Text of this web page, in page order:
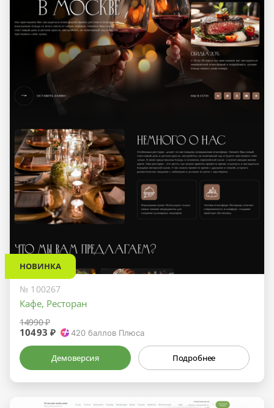
НОВИНКА
№ 100267
Кафе, Ресторан
14990 ₽
10493 ₽ 420 баллов Плюса
Демоверсия Подробнее